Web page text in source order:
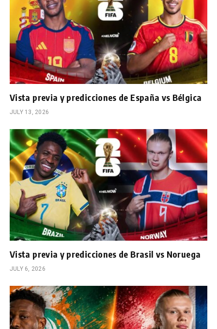
Vista previa y predicciones de España vs Bélgica
JULY 13, 2026
Vista previa y predicciones de Brasil vs Noruega
JULY 6, 2026